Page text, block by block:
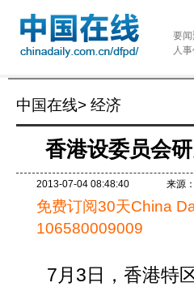
要闻
人
中国在线> 经济
香港设委员会
2013-07-04 08:48:40 来源
免费订阅30天China
106580009009
7月3日，香港特